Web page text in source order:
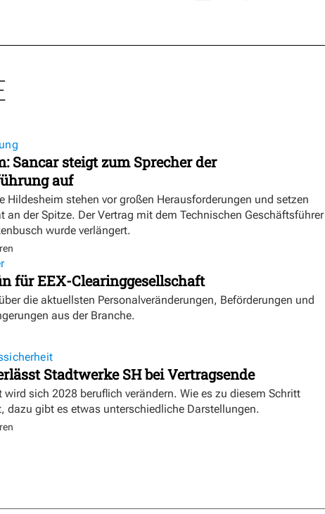
Sancar steigt zum Sprecher der
auf
Hildesheim stehen vor großen Herausforderungen und setzen
an der Spitze. Der Vertrag mit dem Technischen Geschäftsführer
wurde verlängert.
für EEX-Clearinggesellschaft
die aktuellsten Personalveränderungen, Beförderungen und
aus der Branche.
Stadtwerke SH bei Vertragsende
wird sich 2028 beruflich verändern. Wie es zu diesem Schritt
dazu gibt es etwas unterschiedliche Darstellungen.